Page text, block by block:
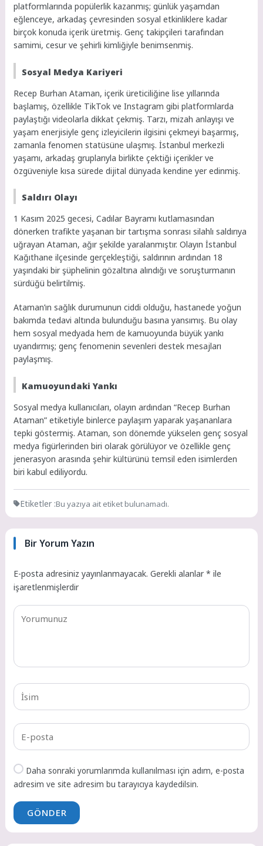
platformlarında popülerlik kazanmış; günlük yaşamdan
eğlenceye, arkadaş çevresinden sosyal etkinliklere kadar
birçok konuda içerik üretmiş. Genç takipçileri tarafından
samimi, cesur ve şehirli kimliğiyle benimsenmiş.
Sosyal Medya Kariyeri
Recep Burhan Ataman, içerik üreticiliğine lise yıllarında
başlamış, özellikle TikTok ve Instagram gibi platformlarda
paylaştığı videolarla dikkat çekmiş. Tarzı, mizah anlayışı ve
yaşam enerjisiyle genç izleyicilerin ilgisini çekmeyi başarmış,
zamanla fenomen statüsüne ulaşmış. İstanbul merkezli
yaşamı, arkadaş gruplarıyla birlikte çektiği içerikler ve
özgüveniyle kısa sürede dijital dünyada kendine yer edinmiş.
Saldırı Olayı
1 Kasım 2025 gecesi, Cadılar Bayramı kutlamasından
dönerken trafikte yaşanan bir tartışma sonrası silahlı saldırıya
uğrayan Ataman, ağır şekilde yaralanmıştır. Olayın İstanbul
Kağıthane ilçesinde gerçekleştiği, saldırının ardından 18
yaşındaki bir şüphelinin gözaltına alındığı ve soruşturmanın
sürdüğü belirtilmiş.
Ataman’ın sağlık durumunun ciddi olduğu, hastanede yoğun
bakımda tedavi altında bulunduğu basına yansımış. Bu olay
hem sosyal medyada hem de kamuoyunda büyük yankı
uyandırmış; genç fenomenin sevenleri destek mesajları
paylaşmış.
Kamuoyundaki Yankı
Sosyal medya kullanıcıları, olayın ardından “Recep Burhan
Ataman” etiketiyle binlerce paylaşım yaparak yaşananlara
tepki göstermiş. Ataman, son dönemde yükselen genç sosyal
medya figürlerinden biri olarak görülüyor ve özellikle genç
jenerasyon arasında şehir kültürünü temsil eden isimlerden
biri kabul ediliyordu.
Etiketler :Bu yazıya ait etiket bulunamadı.
Bir Yorum Yazın
E-posta adresiniz yayınlanmayacak. Gerekli alanlar* ile
işaretlenmişlerdir
Daha sonraki yorumlarımda kullanılması için adım, e-posta
adresim ve site adresim bu tarayıcıya kaydedilsin.
GÖNDER